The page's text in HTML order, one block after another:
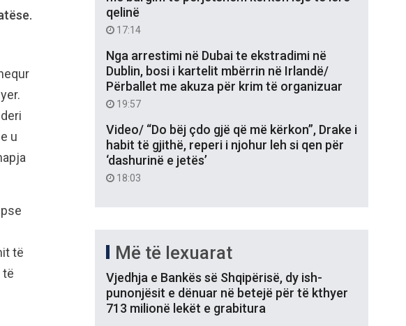
u
të
të
qelinë
17:14
Nga arrestimi në Dubai te ekstradimi në
Dublin, bosi i kartelit mbërrin në Irlandë/
Përballet me akuza për krim të organizuar
19:57
Video/ “Do bëj çdo gjë që më kërkon”, Drake i
habit të gjithë, reperi i njohur leh si qen për
‘dashurinë e jetës’
18:03
Më të lexuarat
Vjedhja e Bankës së Shqipërisë, dy ish-
punonjësit e dënuar në betejë për të kthyer
713 milionë lekët e grabitura